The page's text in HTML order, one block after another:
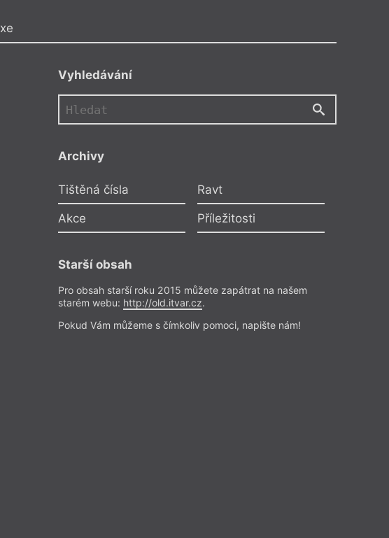
Ve jménu otce
Aneta Mladějovská
a reflexe– Recenze
Z čísla 18/2018
Vyhledávání
Archivy
Tištěná čísla Ravt
Akce Příležitosti
Starší obsah
Pro obsah starší roku 2015 můžete zapátrat na našem
starém webu: http://old.itvar.cz.
Pokud Vám můžeme s čímkoliv pomoci, napište nám!